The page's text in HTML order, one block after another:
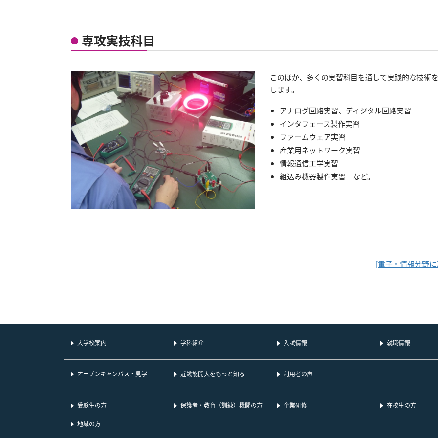
専攻実技科目
このほか、多くの実習科目を通して実践的な技術
します。
アナログ回路実習、ディジタル回路実習
インタフェース製作実習
ファームウェア実習
産業用ネットワーク実習
情報通信工学実習
組込み機器製作実習 など。
[電子・情報分野
大学校案内 学科紹介 入試情報 就職情報
オープンキャンパス・見学 近畿能開大をもっと知る 利用者の声
受験生の方 保護者・教育（訓練）機関の方 企業研修 在校生の方
地域の方